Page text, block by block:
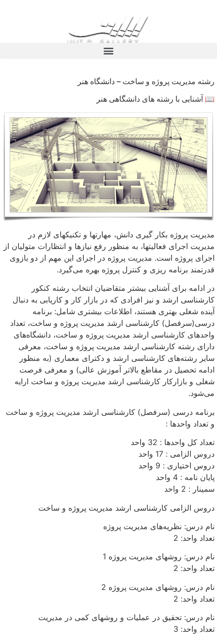
رشته مدیریت پروژه و ساخت – دانشگاه هنر
📖 آشنایی با رشته های دانشگاهی هنر
مدیریت پروژه بکار گیری دانش، مهارتها و تکنیکهای لازم در
مدیریت اجرای فعالیتها، به منظور رفع نیازها و انتظارات متولیان از
اجرای پروژه است. مدیریت پروژه در اجرای این مهم از دو بازوی
قدرتمند برنامه ریزی و کنترل پروژه بهره می‌گیرد.
در ادامه برای آشنایی بیشتر متقاضیان انتخاب رشته کنکور
کارشناسی ارشد و نیز افرادی که در بازار کار و کاریابی به دنبال
آینده شغلی بهتری هستند، اطلاعات بیشتری شامل: برنامه
درسی(سرفصل) کارشناسی ارشد مدیریت پروژه و ساخت، تعداد
واحد‌های کارشناسی ارشد مدیریت پروژه و ساخت، دانشگاه‌های
دارای رشته کارشناسی ارشد مدیریت پروژه و ساخت، معرفی
سایر رشته‌های کارشناسی ارشد و دکترای معماری (به منظور
ادامه تحصیل در مقاطع بالاتر آموزش عالی) و معرفی فرصت
شغلی و بازارکار کارشناسی ارشد مدیریت پروژه و ساخت ارایه
می‌شود.
برنامه درسی (سرفصل) کارشناسی ارشد مدیریت پروژه و ساخت
و تعداد واحدها :
تعداد کل واحدها : 32 واحد
دروس الزامی : 17 واحد
دروس اختیاری : 9 واحد
پایان نامه : 4 واحد
سمینار : 2 واحد
دروس الزامی کارشناسی ارشد مدیریت پروژه و ساخت
نام درس: نظریه‌های مدیریت پروژه
تعداد واحد: 2
نام درس: روشهای مدیریت پروژه 1
تعداد واحد: 2
نام درس: روشهای مدیریت پروژه 2
تعداد واحد: 2
نام درس: تحقیق در عملیات و روشهای کمی در مدیریت
تعداد واحد: 3